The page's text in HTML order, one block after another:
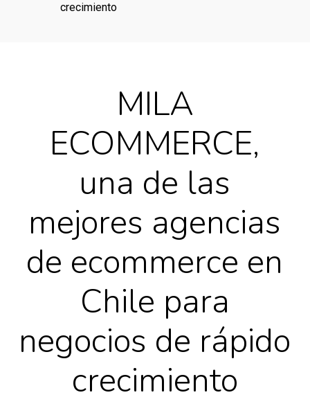
crecimiento
MILA
ECOMMERCE,
una de las
mejores agencias
de ecommerce en
Chile para
negocios de rápido
crecimiento